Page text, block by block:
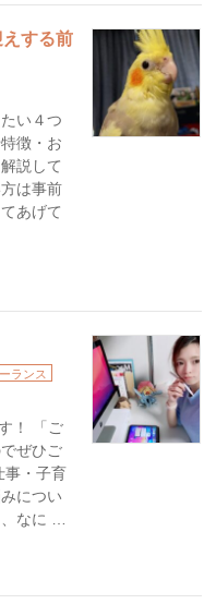
する前
い４つ
徴・お
説して
は事前
あげて
ランス
！ 「ご
ぜひご
事・子育
につい
なに …